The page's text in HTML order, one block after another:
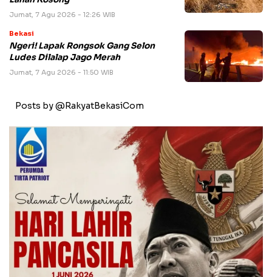
Jumat, 7 Agu 2026 - 12:26 WIB
Bekasi
Ngeri! Lapak Rongsok Gang Selon
Ludes Dilalap Jago Merah
Jumat, 7 Agu 2026 - 11:50 WIB
Posts by @RakyatBekasiCom